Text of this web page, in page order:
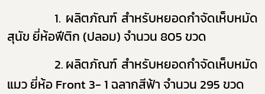
ผลิตภัณฑ์ สำหรับหยอดกำจัดเห็บหมัด
สุนัข ยี่ห้อฟีติก (ปลอม) จำนวน 805 ขวด
ผลิตภัณฑ์ สำหรับหยอดกำจัดเห็บหมัด
แมว ยี่ห้อFront 3- 1 ฉลากสีฟ้า จำนวน 295 ขวด